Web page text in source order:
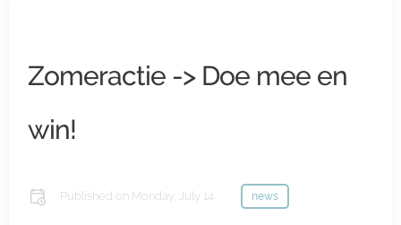
Zomeractie -> Doe mee en
win!
Published on Monday, July 14 news